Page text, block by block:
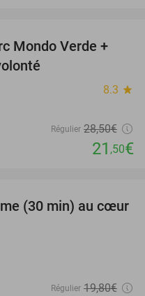
25%
Mondo Verde +
8.3 star
Régulier 28,50€
21 ,50€
45%
(30 min) au cœur
Régulier 19,80€